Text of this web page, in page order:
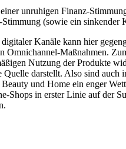
unruhigen Finanz-
(sowie ein
Kanäle kann hier
Maßnahmen.
Nutzung der Produkte
darstellt. Also sind
und Home ein enger
Shops in erster Linie auf der